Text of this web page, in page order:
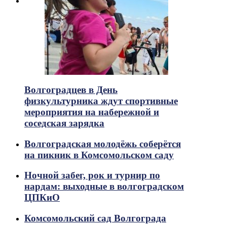
Волгоградцев в День
физкультурника ждут спортивные
мероприятия на набережной и
соседская зарядка
Волгоградская молодёжь соберётся
на пикник в Комсомольском саду
Ночной забег, рок и турнир по
нардам: выходные в волгоградском
ЦПКиО
Комсомольский сад Волгограда